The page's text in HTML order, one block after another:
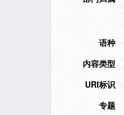
语种
内容类型
URI标识
专题